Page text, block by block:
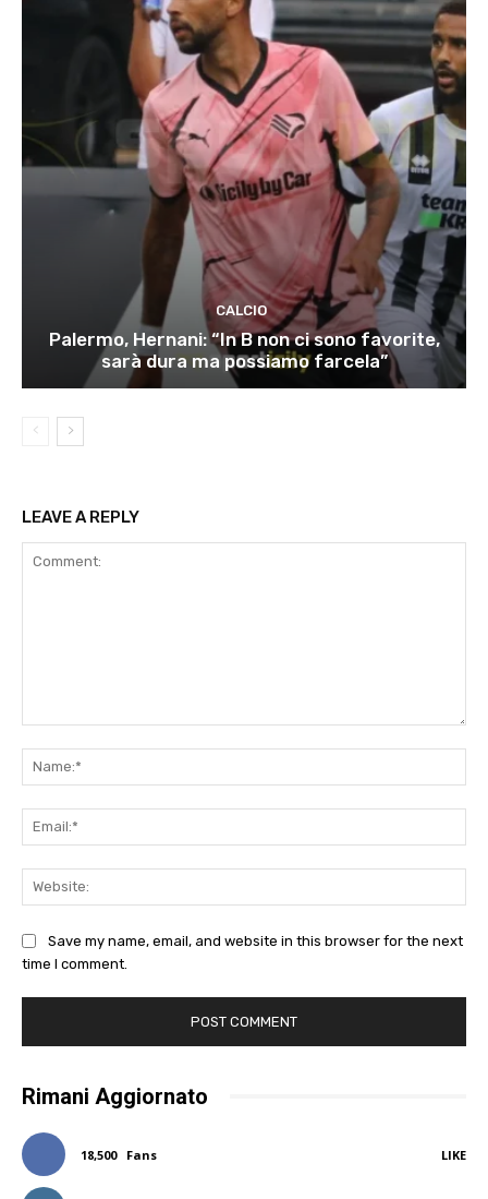
CALCIO
Palermo, Hernani: “In B non ci sono favorite,
sarà dura ma possiamo farcela”
LEAVE A REPLY
Save my name, email, and website in this browser for the next
time I comment.
Rimani Aggiornato
18,500 Fans LIKE